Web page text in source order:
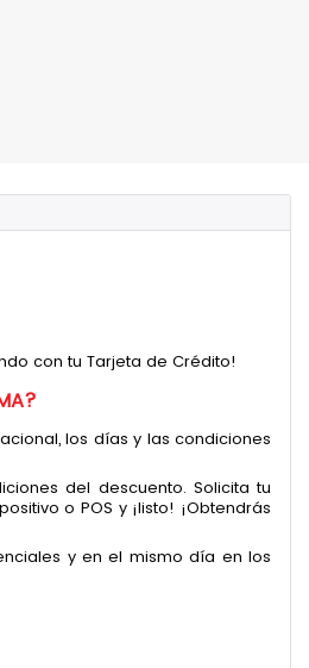
con tu Tarjeta de Crédito!
los días y las condiciones
del descuento. Solicita tu
o POS y ¡listo! ¡Obtendrás
y en el mismo día en los